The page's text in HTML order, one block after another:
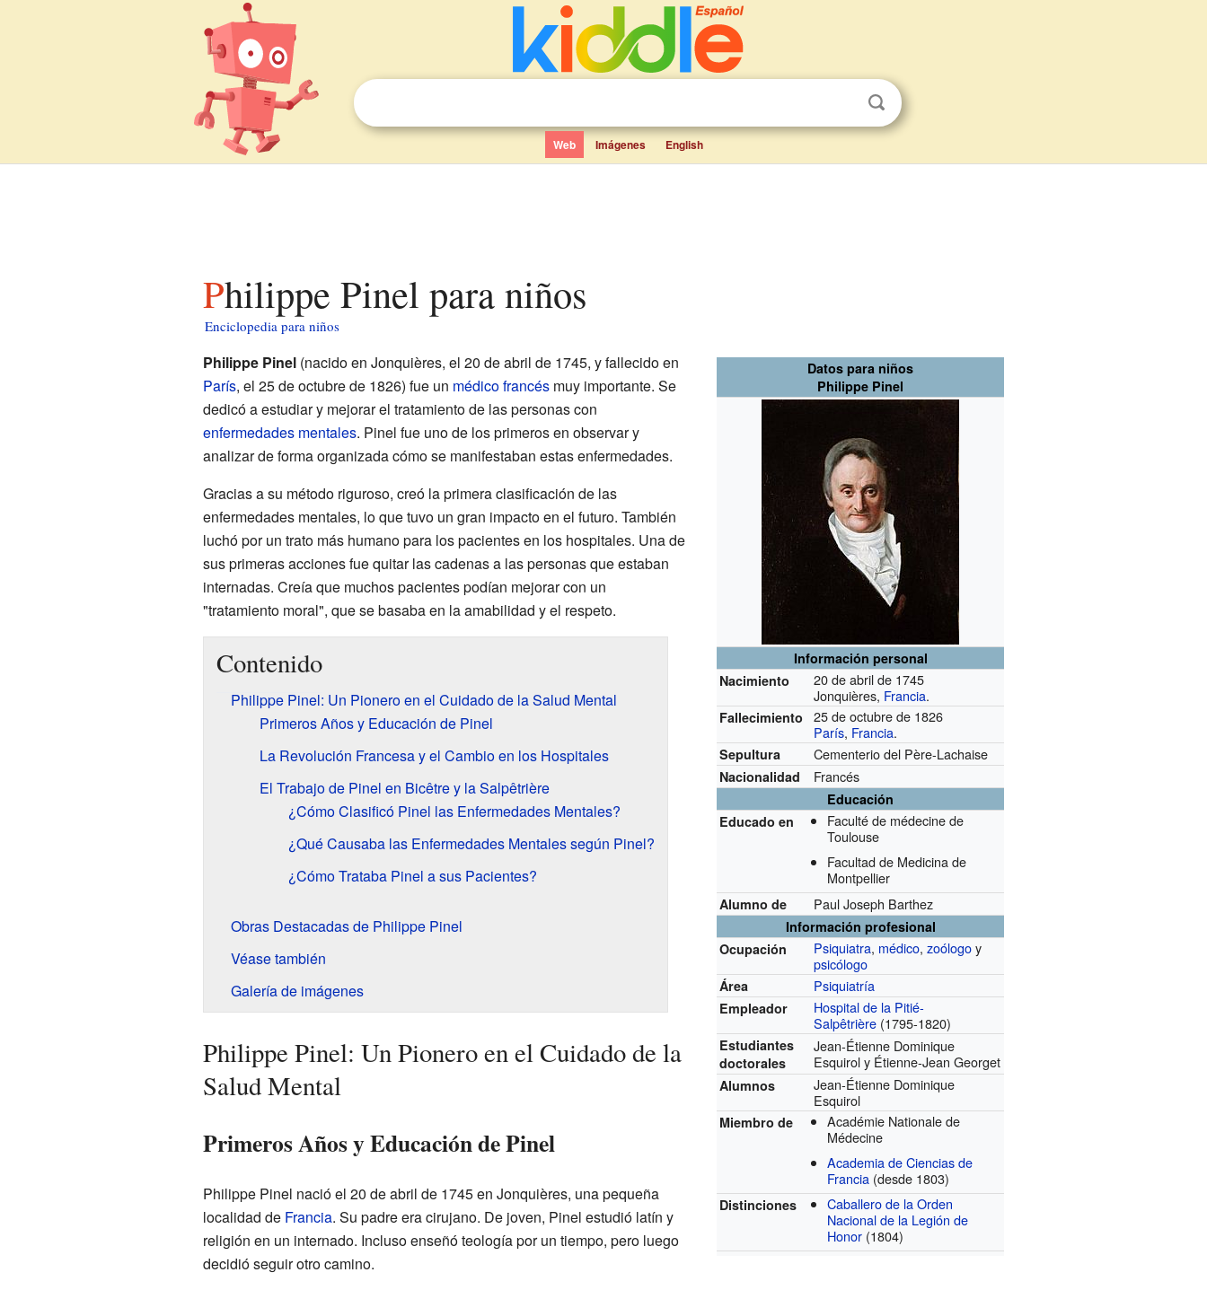
Web Imágenes English
Philippe Pinel para niños
Enciclopedia para niños
Datos para niños
Philippe Pinel
Información personal
Nacimiento
20 de abril de 1745
Jonquières, Francia.
Fallecimiento
25 de octubre de 1826
París, Francia.
Sepultura Cementerio del Père-Lachaise
Nacionalidad Francés
Educación
Educado en
Faculté de médecine de
Toulouse
Facultad de Medicina de
Montpellier
Alumno de Paul Joseph Barthez
Información profesional
Ocupación
Psiquiatra, médico,zoólogoy
psicólogo
Área Psiquiatría
Empleador
Hospital de la Pitié-
Salpêtrière (1795-1820)
Estudiantes
doctorales
Jean-Étienne Dominique
Esquirol y Étienne-Jean Georget
Alumnos
Jean-Étienne Dominique
Esquirol
Miembro de
Académie Nationale de
Médecine
Academia de Ciencias de
Francia (desde 1803)
Distinciones
Caballero de la Orden
Nacional de la Legión de
Honor (1804)
Philippe Pinel(nacido en Jonquières, el 20 de abril de 1745, y fallecido en
París, el 25 de octubre de 1826) fue un médicofrancésmuy importante. Se
dedicó a estudiar y mejorar el tratamiento de las personas con
enfermedades mentales. Pinel fue uno de los primeros en observar y
analizar de forma organizada cómo se manifestaban estas enfermedades.
Gracias a su método riguroso, creó la primera clasificación de las
enfermedades mentales, lo que tuvo un gran impacto en el futuro. También
luchó por un trato más humano para los pacientes en los hospitales. Una de
sus primeras acciones fue quitar las cadenas a las personas que estaban
internadas. Creía que muchos pacientes podían mejorar con un
"tratamiento moral", que se basaba en la amabilidad y el respeto.
Contenido
Philippe Pinel: Un Pionero en el Cuidado de la Salud Mental
Primeros Años y Educación de Pinel
La Revolución Francesa y el Cambio en los Hospitales
El Trabajo de Pinel en Bicêtre y la Salpêtrière
¿Cómo Clasificó Pinel las Enfermedades Mentales?
¿Qué Causaba las Enfermedades Mentales según Pinel?
¿Cómo Trataba Pinel a sus Pacientes?
Obras Destacadas de Philippe Pinel
Véase también
Galería de imágenes
Philippe Pinel: Un Pionero en el Cuidado de la
Salud Mental
Primeros Años y Educación de Pinel
Philippe Pinel nació el 20 de abril de 1745 en Jonquières, una pequeña
localidad de Francia. Su padre era cirujano. De joven, Pinel estudió latín y
religión en un internado. Incluso enseñó teología por un tiempo, pero luego
decidió seguir otro camino.